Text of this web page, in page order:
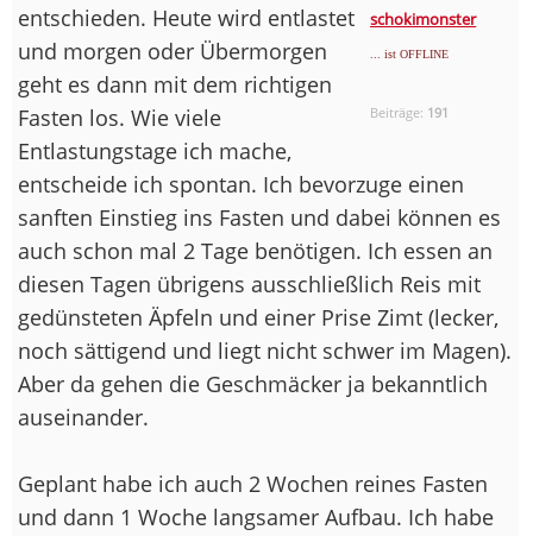
schokimonster
... ist OFFLINE
Beiträge: 191
entschieden. Heute wird entlastet
und morgen oder Übermorgen
geht es dann mit dem richtigen
Fasten los. Wie viele
Entlastungstage ich mache,
entscheide ich spontan. Ich bevorzuge einen
sanften Einstieg ins Fasten und dabei können es
auch schon mal 2 Tage benötigen. Ich essen an
diesen Tagen übrigens ausschließlich Reis mit
gedünsteten Äpfeln und einer Prise Zimt (lecker,
noch sättigend und liegt nicht schwer im Magen).
Aber da gehen die Geschmäcker ja bekanntlich
auseinander.
Geplant habe ich auch 2 Wochen reines Fasten
und dann 1 Woche langsamer Aufbau. Ich habe